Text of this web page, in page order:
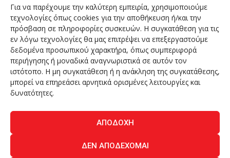
Για να παρέχουμε την καλύτερη εμπειρία, χρησιμοποιούμε
τεχνολογίες όπως cookies για την αποθήκευση ή/και την
πρόσβαση σε πληροφορίες συσκευών. Η συγκατάθεση για τις
εν λόγω τεχνολογίες θα μας επιτρέψει να επεξεργαστούμε
δεδομένα προσωπικού χαρακτήρα, όπως συμπεριφορά
περιήγησης ή μοναδικά αναγνωριστικά σε αυτόν τον
ιστότοπο. Η μη συγκατάθεση ή η ανάκληση της συγκατάθεσης,
μπορεί να επηρεάσει αρνητικά ορισμένες λειτουργίες και
δυνατότητες.
ΑΠΟΔΟΧΉ
ΔΕΝ ΑΠΟΔΈΧΟΜΑΙ
Διευθυντής Σύνταξης:Ευθυμιάτου Μαίρη
Domain:grillmagazine.gr
Δικαιούχος Domain:Θεόδωρος Δημητριάδης
Διευθυντής:Θεόδωρος Δημητριάδης
Διαχειριστής:Θεόδωρος Δημητριάδης
Δήλωση Συμμόρφωσης
Αριθμός Πιστοποίησης Μ.Η.Τ.: 242276
ΑΝΘΡΩΠΟΙ
ΠΕΡΙΟΔΙΚΟ ΕΠΙΚΟΙΝΩΝΙΑ